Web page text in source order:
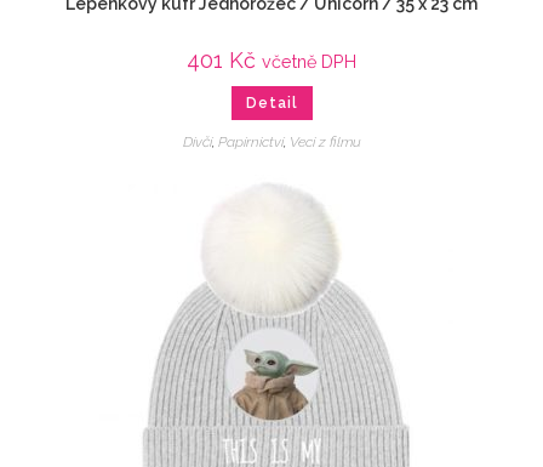
401 Kč včetně DPH
Detail
Dívčí, Papírnictví, Veci z filmu